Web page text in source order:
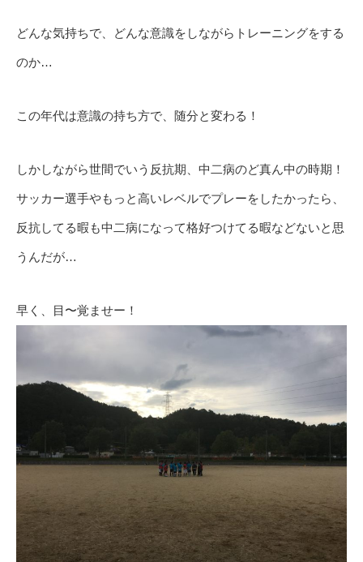
どんな気持ちで、どんな意識をしながらトレーニングをする
のか…
この年代は意識の持ち方で、随分と変わる！
しかしながら世間でいう反抗期、中二病のど真ん中の時期！
サッカー選手やもっと高いレベルでプレーをしたかったら、
反抗してる暇も中二病になって格好つけてる暇などないと思
うんだが…
早く、目〜覚ませー！